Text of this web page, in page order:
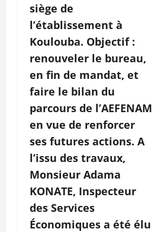
siège de
l’établissement à
Koulouba. Objectif :
renouveler le bureau,
en fin de mandat, et
faire le bilan du
parcours de l’AEFENAM
en vue de renforcer
ses futures actions. A
l’issu des travaux,
Monsieur Adama
KONATE, Inspecteur
des Services
Économiques a été élu